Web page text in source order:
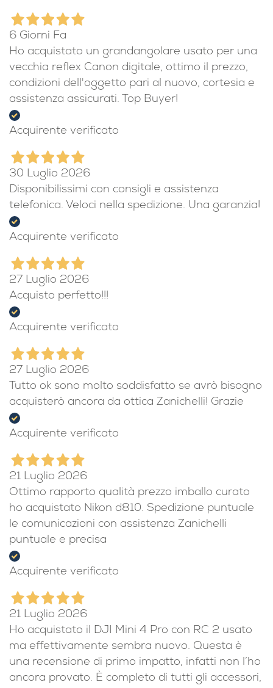
6 Giorni Fa
Ho acquistato un grandangolare usato per una
vecchia reflex Canon digitale, ottimo il prezzo,
condizioni dell'oggetto pari al nuovo, cortesia e
assistenza assicurati. Top Buyer!
Acquirente verificato
30 Luglio 2026
Disponibilissimi con consigli e assistenza
telefonica. Veloci nella spedizione. Una garanzia!
Acquirente verificato
27 Luglio 2026
Acquisto perfetto!!!
Acquirente verificato
27 Luglio 2026
Tutto ok sono molto soddisfatto se avrò bisogno
acquisterò ancora da ottica Zanichelli! Grazie
Acquirente verificato
21 Luglio 2026
Ottimo rapporto qualità prezzo imballo curato
ho acquistato Nikon d810. Spedizione puntuale
le comunicazioni con assistenza Zanichelli
puntuale e precisa
Acquirente verificato
21 Luglio 2026
Ho acquistato il DJI Mini 4 Pro con RC 2 usato
ma effettivamente sembra nuovo. Questa è
una recensione di primo impatto, infatti non l’ho
ancora provato. È completo di tutti gli accessori,